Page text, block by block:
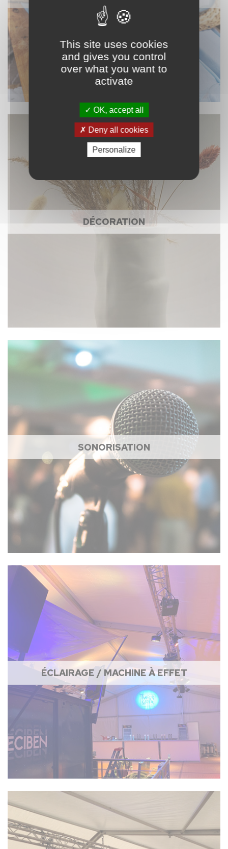
DÉCORATION
SONORISATION
ÉCLAIRAGE / MACHINE À EFFET
This site uses cookies
and gives you control
over what you want to
activate
OK, accept all
Deny all cookies
Personalize